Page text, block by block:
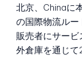
北京、Chinaに
の国際物流ル
販売者にサービ
外倉庫を通じて